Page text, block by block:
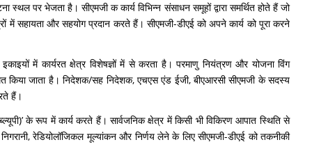
पर भेजता है। सीएमजी क कार्य विभिन्न संसाधन समूहों द्वारा समर्थित होते हैं जो
में सहायता और सहयोग प्रदान करते हैं। सीएमजी-डीएई को अपने कार्य को पूरा करने
में कार्यरत क्षेत्र विशेषज्ञों में से करता है। परमाणु नियंत्रण और योजना विंग
किया जाता है। निदेशक/सह निदेशक, एचएस एंड ईजी, बीएआरसी सीएमजी के सदस्य
हैं।
के रूप में कार्य करते हैं। सार्वजनिक क्षेत्र में किसी भी विकिरण आपात स्थिति से
रेडियोलॉजिकल मूल्यांकन और निर्णय लेने के लिए सीएमजी-डीएई को तकनीकी